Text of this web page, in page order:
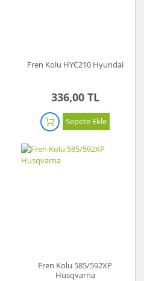
Fren Kolu HYC210 Hyundai
336,00 TL
Sepete Ekle
Fren Kolu 585/592XP
Husqvarna